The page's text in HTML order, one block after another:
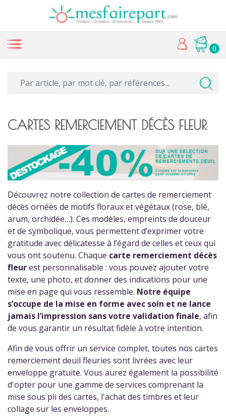
0
CARTES REMERCIEMENT DÉCÈS FLEUR
Découvrez notre collection de cartes de remerciement
décès ornées de motifs floraux et végétaux (rose, blé,
arum, orchidée…). Ces modèles, empreints de douceur
et de symbolique, vous permettent d’exprimer votre
gratitude avec délicatesse à l’égard de celles et ceux qui
vous ont soutenu. Chaque carte remerciement décès
fleurest personnalisable : vous pouvez ajouter votre
texte, une photo, et donner des indications pour une
mise en page qui vous ressemble. Notre équipe
s’occupe de la mise en forme avec soin et ne lance
jamais l’impression sans votre validation finale, afin
de vous garantir un résultat fidèle à votre intention.
Afin de vous offrir un service complet, toutes nos cartes
remerciement deuil fleuries sont livrées avec leur
enveloppe gratuite. Vous aurez également la possibilité
d'opter pour une gamme de services comprenant la
mise sous pli des cartes, l'achat des timbres et leur
collage sur les enveloppes.